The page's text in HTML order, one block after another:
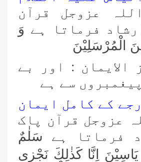
اللہ عزوجل قرآن
فرماتا ہے وَ
الْمُرْسَلِیْنَ
الایمان : اور بے
سے ہے
کے کامل ایمان
عزوجل قرآن پاک
فرماتا ہے سَلٰمٌ
اِنَّا كَذٰلِكَ نَجْزِی